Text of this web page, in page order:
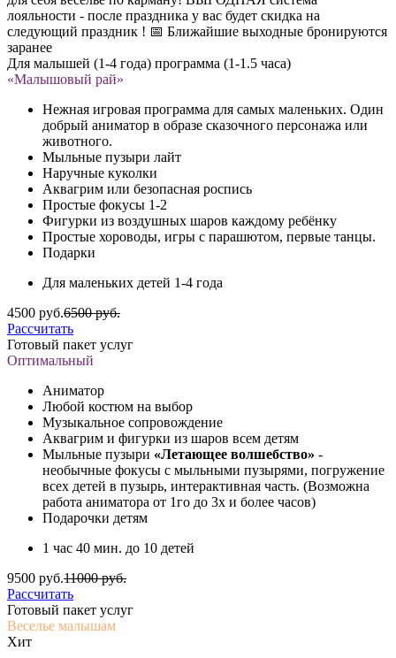
лояльности - после праздника у вас будет скидка на
следующий праздник ! 📅 Ближайшие выходные бронируются
заранее
Для малышей (1-4 года) программа (1-1.5 часа)
«Малышовый рай»
Нежная игровая программа для самых маленьких. Один
добрый аниматор в образе сказочного персонажа или
животного.
Мыльные пузыри лайт
Наручные куколки
Аквагрим или безопасная роспись
Простые фокусы 1-2
Фигурки из воздушных шаров каждому ребёнку
Простые хороводы, игры с парашютом, первые танцы.
Подарки
Для маленьких детей 1-4 года
4500 руб.6500 руб.
Рассчитать
Готовый пакет услуг
Оптимальный
Аниматор
Любой костюм на выбор
Музыкальное сопровождение
Аквагрим и фигурки из шаров всем детям
Мыльные пузыри «Летающее волшебство» -
необычные фокусы с мыльными пузырями, погружение
всех детей в пузырь, интерактивная часть. (Возможна
работа аниматора от 1го до 3х и более часов)
Подарочки детям
1 час 40 мин. до 10 детей
9500 руб.11000 руб.
Рассчитать
Готовый пакет услуг
Веселье малышам
Хит